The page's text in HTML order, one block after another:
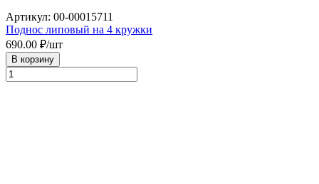
Артикул: 00-00015711
Поднос липовый на 4 кружки
690.00 ₽/шт
В корзину